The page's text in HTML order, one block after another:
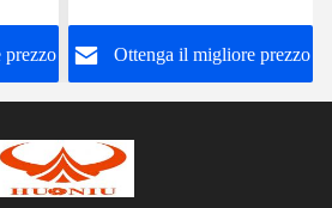
parete 5V
Ottenga il migliore prezzo